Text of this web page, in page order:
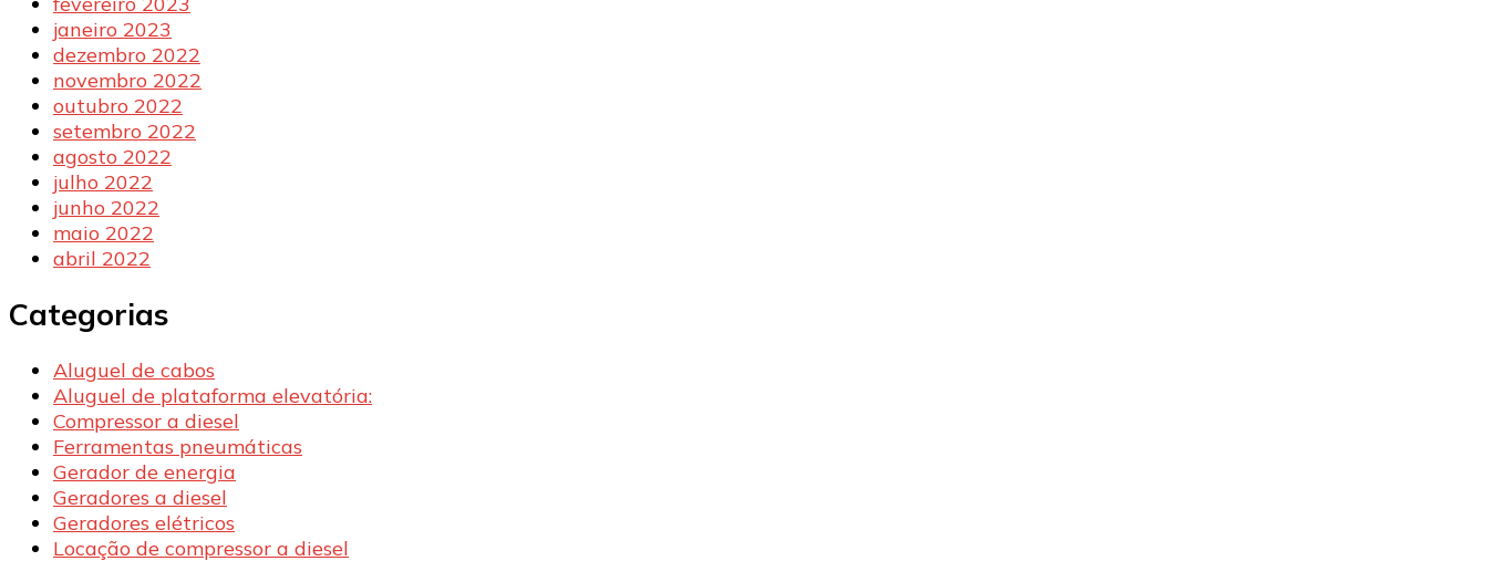
janeiro 2023
dezembro 2022
novembro 2022
outubro 2022
setembro 2022
agosto 2022
julho 2022
junho 2022
maio 2022
abril 2022
Categorias
Aluguel de cabos
Aluguel de plataforma elevatória:
Compressor a diesel
Ferramentas pneumáticas
Gerador de energia
Geradores a diesel
Geradores elétricos
Locação de compressor a diesel